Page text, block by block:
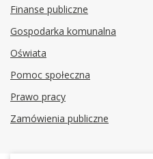
Finanse publiczne
Gospodarka komunalna
Oświata
Pomoc społeczna
Prawo pracy
Zamówienia publiczne